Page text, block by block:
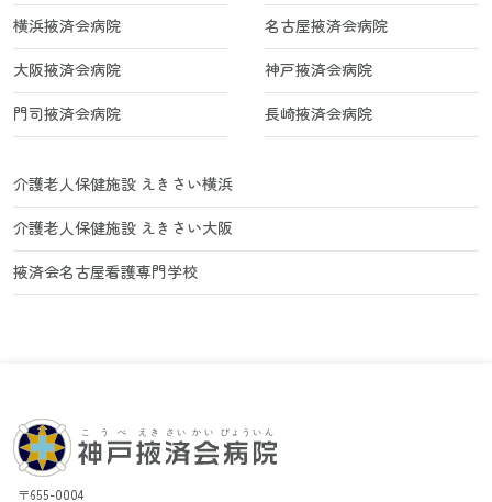
横浜掖済会病院
名古屋掖済会病院
大阪掖済会病院
神戸掖済会病院
門司掖済会病院
長崎掖済会病院
介護老人保健施設 えきさい横浜
介護老人保健施設 えきさい大阪
掖済会名古屋看護専門学校
〒655-0004